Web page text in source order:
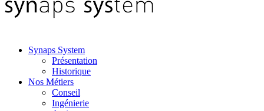
Synaps System
Présentation
Historique
Nos Métiers
Conseil
Ingénierie